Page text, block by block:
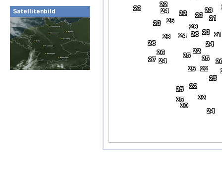
Satellitenbild 23
25
27
24
20
26
25
22
24
23
23
21
20
22
22
24
25
22
22
24
22
23
21
23
23
25
24
25
26
26
25
25